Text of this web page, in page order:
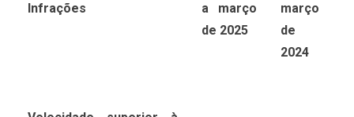
Infrações
a março
de 2025
março
de
2024